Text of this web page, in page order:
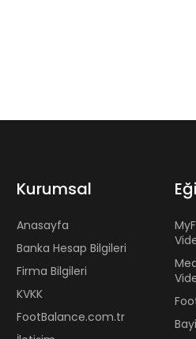
Kurumsal
Anasayfa
Banka Hesap Bilgileri
Firma Bilgileri
KVKK
FootBalance.com.tr